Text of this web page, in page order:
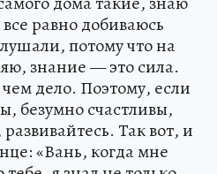
равно добиваюсь
потому что на
знание — это сила.
чем дело. Поэтому, если
безумно счастливы,
Так вот, и
«Вань, когда мне